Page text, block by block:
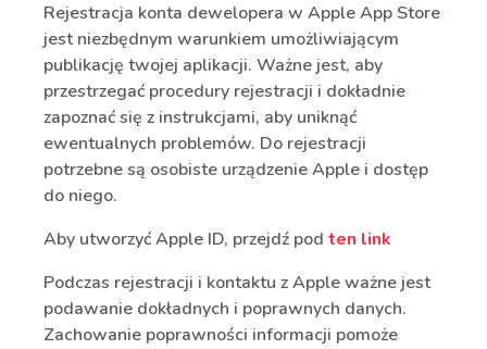
Rejestracja konta dewelopera w Apple App Store
jest niezbędnym warunkiem umożliwiającym
publikację twojej aplikacji. Ważne jest, aby
przestrzegać procedury rejestracji i dokładnie
zapoznać się z instrukcjami, aby uniknąć
ewentualnych problemów. Do rejestracji
potrzebne są osobiste urządzenie Apple i dostęp
do niego.
Aby utworzyć Apple ID, przejdź pod ten link
Podczas rejestracji i kontaktu z Apple ważne jest
podawanie dokładnych i poprawnych danych.
Zachowanie poprawności informacji pomoże